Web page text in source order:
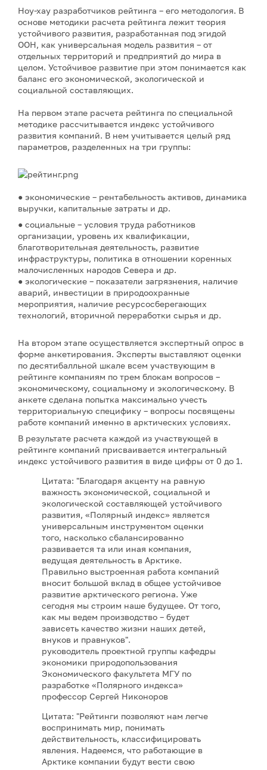
Ноу-хау разработчиков рейтинга – его методология. В
основе методики расчета рейтинга лежит теория
устойчивого развития, разработанная под эгидой
ООН, как универсальная модель развития – от
отдельных территорий и предприятий до мира в
целом. Устойчивое развитие при этом понимается как
баланс его экономической, экологической и
социальной составляющих.
На первом этапе расчета рейтинга по специальной
методике рассчитывается индекс устойчивого
развития компаний. В нем учитывается целый ряд
параметров, разделенных на три группы:
● экономические – рентабельность активов, динамика
выручки, капитальные затраты и др.
● социальные – условия труда работников
организации, уровень их квалификации,
благотворительная деятельность, развитие
инфраструктуры, политика в отношении коренных
малочисленных народов Севера и др.
● экологические – показатели загрязнения, наличие
аварий, инвестиции в природоохранные
мероприятия, наличие ресурсосберегающих
технологий, вторичной переработки сырья и др.
На втором этапе осуществляется экспертный опрос в
форме анкетирования. Эксперты выставляют оценки
по десятибалльной шкале всем участвующим в
рейтинге компаниям по трем блокам вопросов –
экономическому, социальному и экологическому. В
анкете сделана попытка максимально учесть
территориальную специфику – вопросы посвящены
работе компаний именно в арктических условиях.
В результате расчета каждой из участвующей в
рейтинге компаний присваивается интегральный
индекс устойчивого развития в виде цифры от 0 до 1.
Цитата: "Благодаря акценту на равную
важность экономической, социальной и
экологической составляющей устойчивого
развития, «Полярный индекс» является
универсальным инструментом оценки
того, насколько сбалансированно
развивается та или иная компания,
ведущая деятельность в Арктике.
Правильно выстроенная работа компаний
вносит большой вклад в общее устойчивое
развитие арктического региона. Уже
сегодня мы строим наше будущее. От того,
как мы ведем производство – будет
зависеть качество жизни наших детей,
внуков и правнуков".
руководитель проектной группы кафедры
экономики природопользования
Экономического факультета МГУ по
разработке «Полярного индекса»
профессор Сергей Никоноров
Цитата: "Рейтинги позволяют нам легче
воспринимать мир, понимать
действительность, классифицировать
явления. Надеемся, что работающие в
Арктике компании будут вести свою